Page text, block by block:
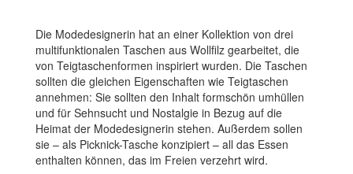
Die Modedesignerin hat an einer Kollektion von drei
multifunktionalen Taschen aus Wollfilz gearbeitet, die
von Teigtaschenformen inspiriert wurden. Die Taschen
sollten die gleichen Eigenschaften wie Teigtaschen
annehmen: Sie sollten den Inhalt formschön umhüllen
und für Sehnsucht und Nostalgie in Bezug auf die
Heimat der Modedesignerin stehen. Außerdem sollen
sie – als Picknick-Tasche konzipiert – all das Essen
enthalten können, das im Freien verzehrt wird.